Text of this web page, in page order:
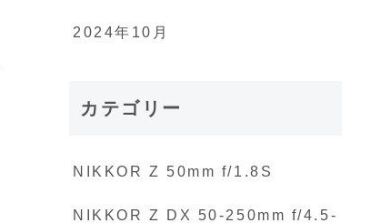
2024年10月
カテゴリー
NIKKOR Z 50mm f/1.8S
NIKKOR Z DX 50-250mm f/4.5-